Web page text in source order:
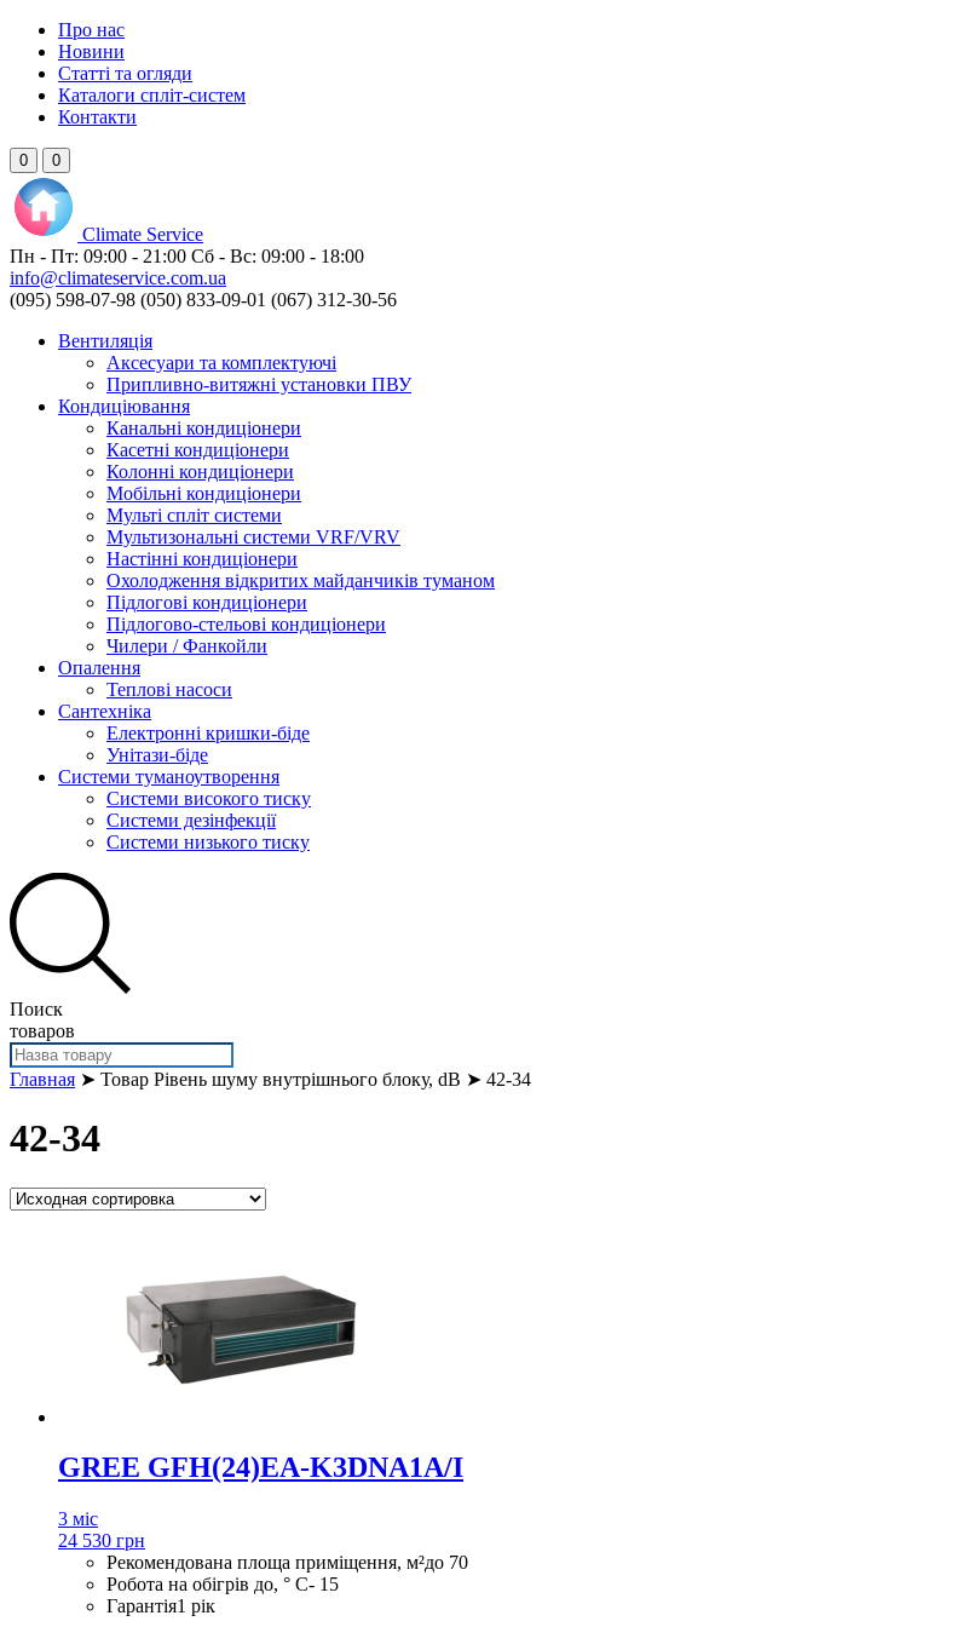
Про нас
Новини
Статті та огляди
Каталоги спліт-систем
Контакти
0 0
Climate Service
Пн - Пт: 09:00 - 21:00 Сб - Вс: 09:00 - 18:00
info@climateservice.com.ua
(095) 598-07-98 (050) 833-09-01 (067) 312-30-56
Вентиляція
Аксесуари та комплектуючі
Припливно-витяжні установки ПВУ
Кондиціювання
Канальні кондиціонери
Касетні кондиціонери
Колонні кондиціонери
Мобільні кондиціонери
Мульті спліт системи
Мультизональні системи VRF/VRV
Настінні кондиціонери
Охолодження відкритих майданчиків туманом
Підлогові кондиціонери
Підлогово-стельові кондиціонери
Чилери / Фанкойли
Опалення
Теплові насоси
Сантехніка
Електронні кришки-біде
Унітази-біде
Системи туманоутворення
Системи високого тиску
Системи дезінфекції
Системи низького тиску
Поиск
товаров
Главная ➤ Товар Рівень шуму внутрішнього блоку, dB ➤ 42-34
42-34
GREE GFH(24)EA-K3DNA1A/I
3 міс
24 530 грн
Рекомендована площа приміщення, м²до 70
Робота на обігрів до, ° С- 15
Гарантія1 рік